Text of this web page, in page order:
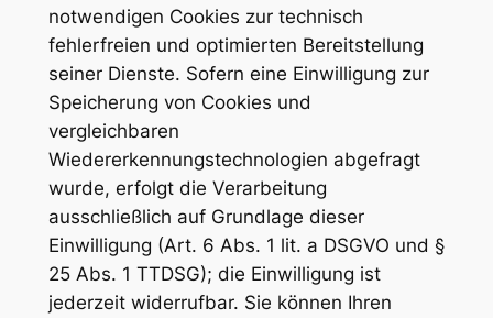
notwendigen Cookies zur technisch
fehlerfreien und optimierten Bereitstellung
seiner Dienste. Sofern eine Einwilligung zur
Speicherung von Cookies und
vergleichbaren
Wiedererkennungstechnologien abgefragt
wurde, erfolgt die Verarbeitung
ausschließlich auf Grundlage dieser
Einwilligung (Art. 6 Abs. 1 lit. a DSGVO und §
25 Abs. 1 TTDSG); die Einwilligung ist
jederzeit widerrufbar. Sie können Ihren